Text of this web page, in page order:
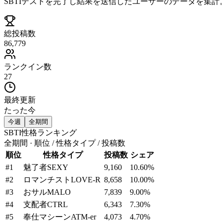
総投稿数
86,779
ランクイン数
27
最終更新
たった今
今週 全期間
SBTI性格ランキング
全期間 · 順位 / 性格タイプ / 投稿数
順位
性格タイプ 投稿数 シェア
#1 魅了者SEXY 9,160 10.60%
#2 ロマンチスト LOVE-R 8,658 10.00%
#3 おサルMALO 7,839 9.00%
#4 支配者CTRL 6,343 7.30%
#5 奉仕マシーンATM-er 4,073 4.70%